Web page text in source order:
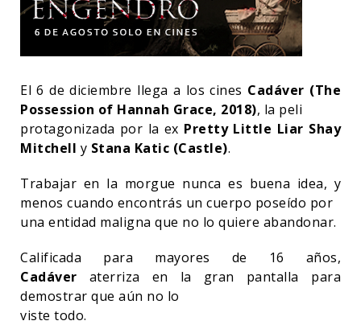
El 6 de diciembre llega a los cines Cadáver (The
Possession of Hannah Grace, 2018), la peli
protagonizada por la ex Pretty Little Liar Shay
Mitchell y Stana Katic (Castle).
Trabajar en la morgue nunca es buena idea, y
menos cuando encontrás un cuerpo poseído por
una entidad maligna que no lo quiere abandonar.
Calificada para mayores de 16 años,
Cadáver aterriza en la gran pantalla para
demostrar que aún no lo
viste todo.